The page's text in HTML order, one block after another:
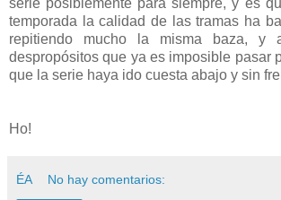
serie posiblemente para siempre, y es
temporada la calidad de las tramas ha
repitiendo mucho la misma baza, y
despropósitos que ya es imposible pasar
que la serie haya ido cuesta abajo y sin
Ho!
ÉA No hay comentarios: